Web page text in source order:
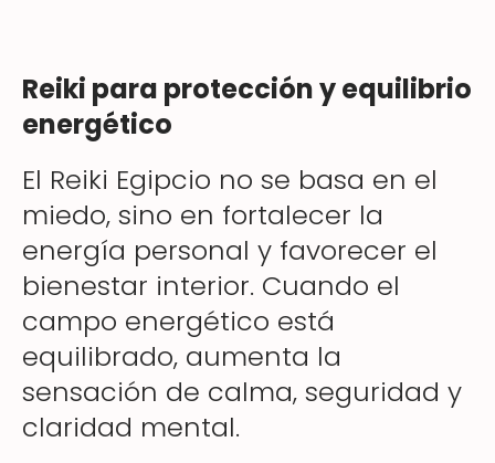
Reiki para protección y equilibrio
energético
El Reiki Egipcio no se basa en el
miedo, sino en fortalecer la
energía personal y favorecer el
bienestar interior. Cuando el
campo energético está
equilibrado, aumenta la
sensación de calma, seguridad y
claridad mental.